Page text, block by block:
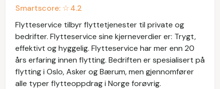
Smartscore: ☆4.2
Flytteservice tilbyr flyttetjenester til private og
bedrifter. Flytteservice sine kjerneverdier er: Trygt,
effektivt og hyggelig. Flytteservice har mer enn 20
års erfaring innen flytting. Bedriften er spesialisert på
flytting i Oslo, Asker og Bærum, men gjennomfører
alle typer flytteoppdrag i Norge forøvrig.